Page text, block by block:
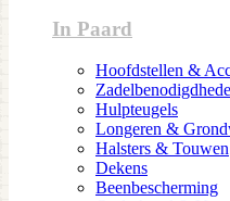
In Paard
Hoofdstellen &
Hulpteugels
Longeren &
Halsters & Touwen
Dekens
Beenbescherming